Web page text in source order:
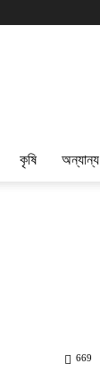
কৃষি অন্যান্য
669